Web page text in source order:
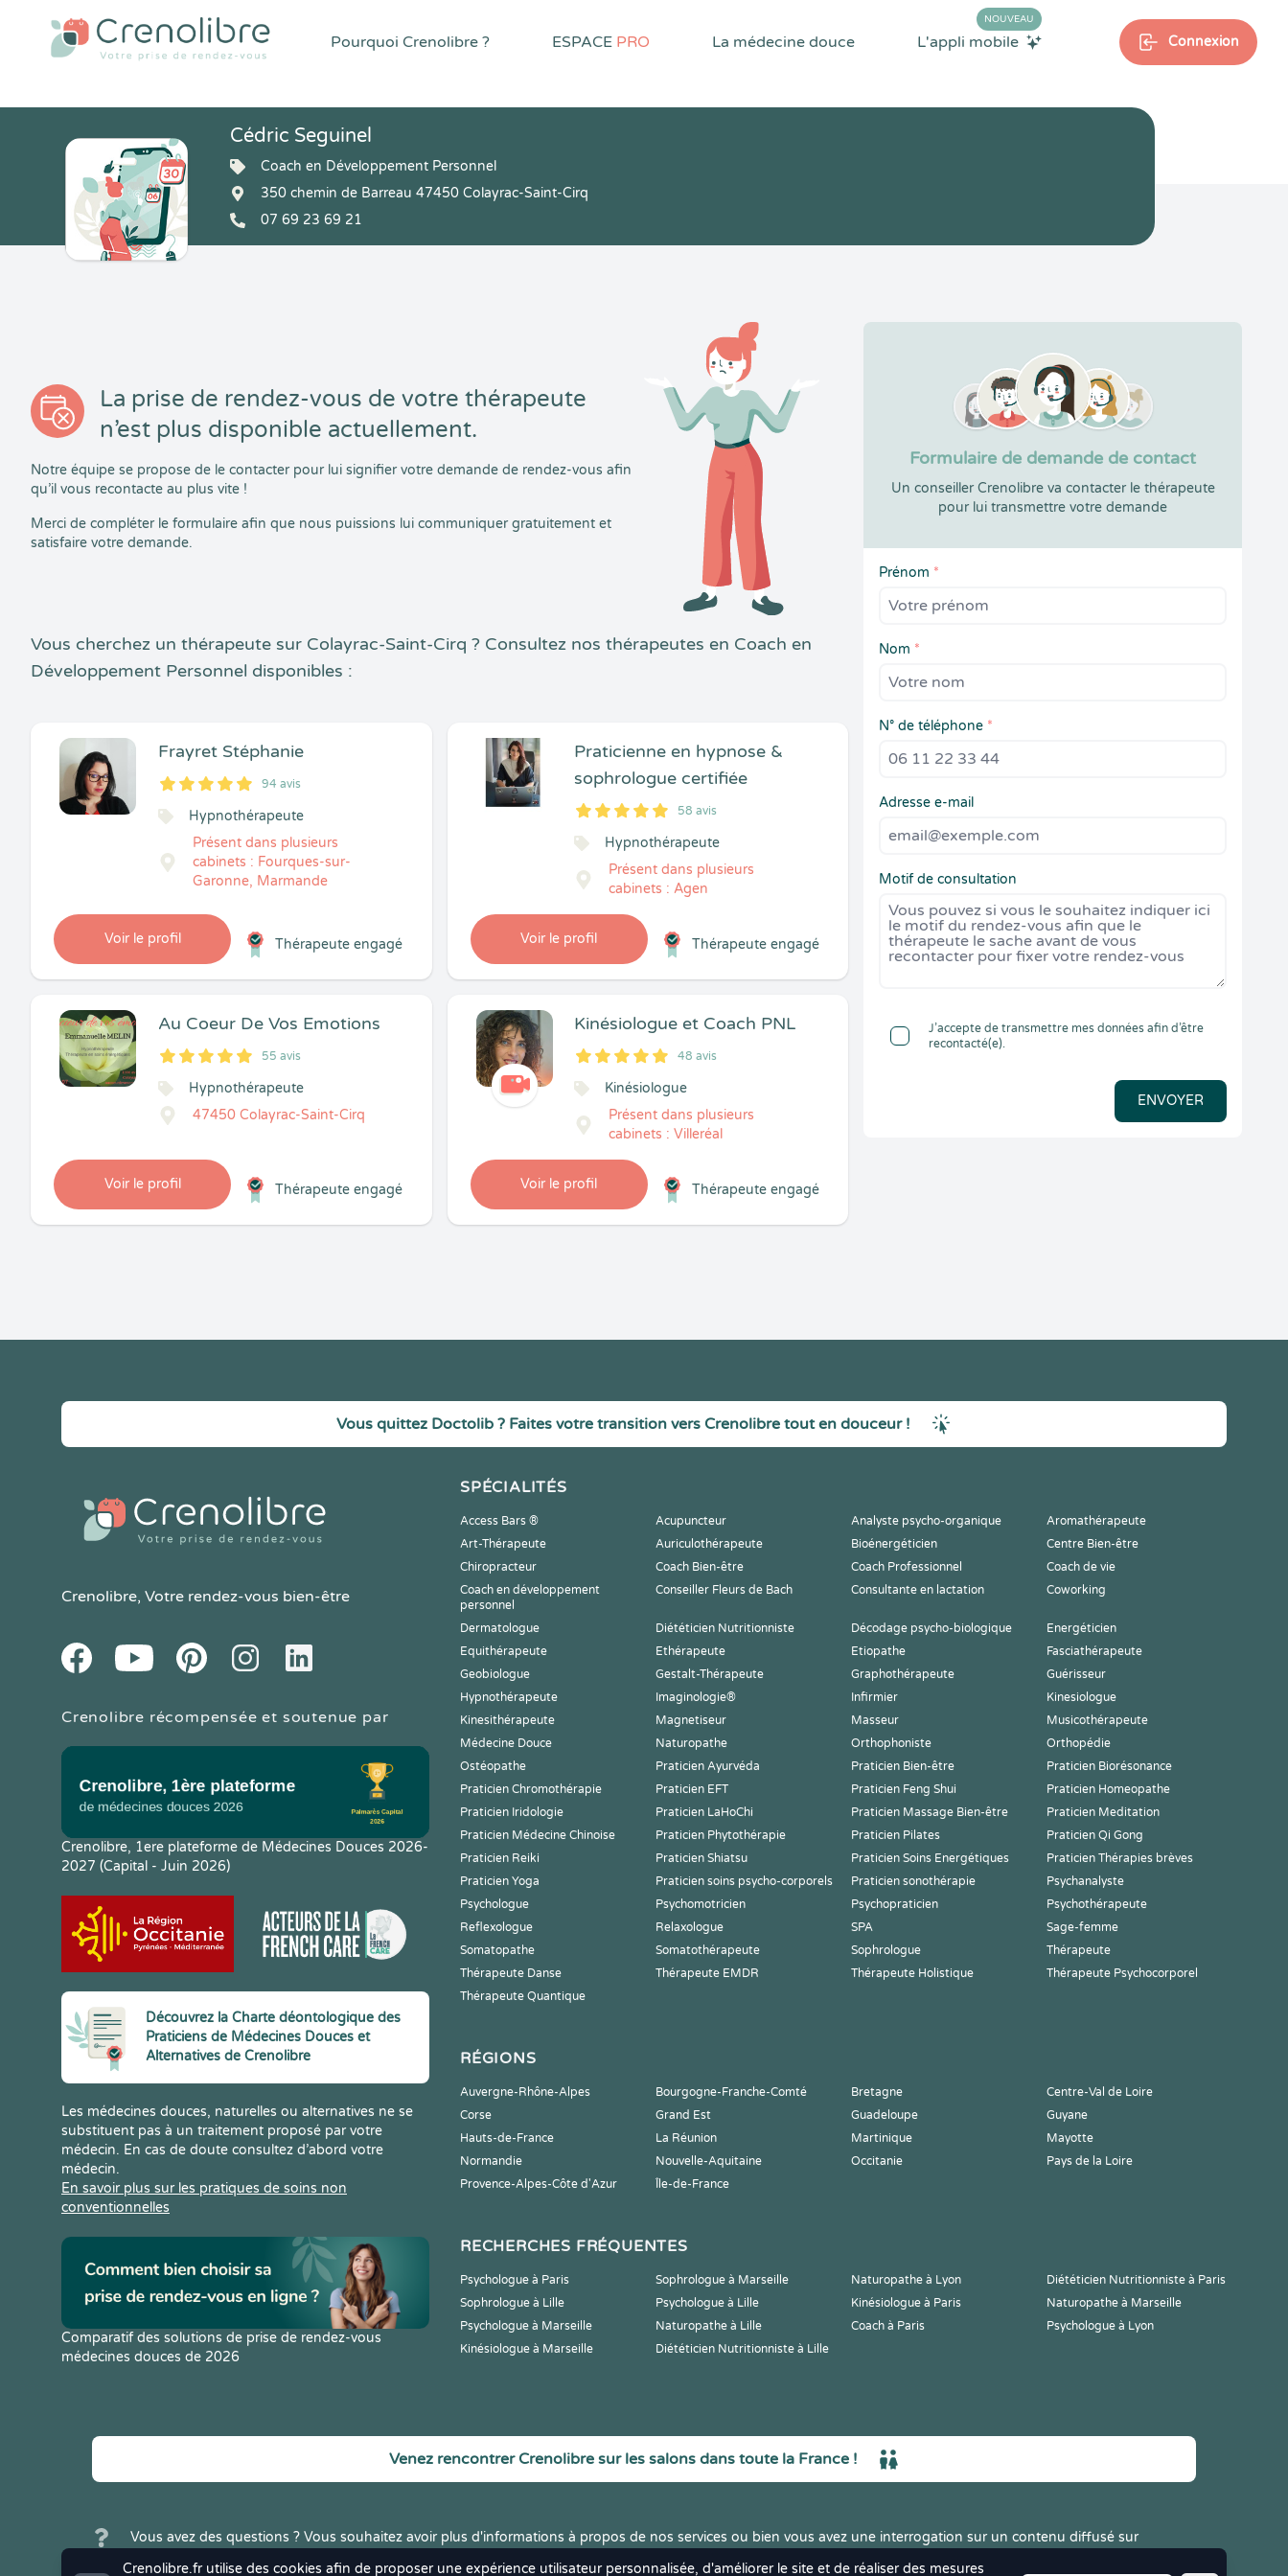
Pourquoi Crenolibre ? ESPACE PRO La médecine douce L'appli mobile
NOUVEAU
Connexion
Cédric Seguinel
Coach en Développement Personnel
350 chemin de Barreau 47450 Colayrac-Saint-Cirq
07 69 23 69 21
La prise de rendez-vous de votre thérapeute
n’est plus disponible actuellement.
Notre équipe se propose de le contacter pour lui signifier votre demande de rendez-vous afin
qu’il vous recontacte au plus vite !
Merci de compléter le formulaire afin que nous puissions lui communiquer gratuitement et
satisfaire votre demande.
Vous cherchez un thérapeute sur Colayrac-Saint-Cirq ? Consultez nos thérapeutes en Coach en
Développement Personnel disponibles :
Frayret Stéphanie
5
1
5
94 94 avis
Hypnothérapeute
Présent dans plusieurs
cabinets : Fourques-sur-
Garonne, Marmande
Voir le profil Thérapeute engagé
Praticienne en hypnose &
sophrologue certifiée
5
1
5
58 58 avis
Hypnothérapeute
Présent dans plusieurs
cabinets : Agen
Voir le profil Thérapeute engagé
Au Coeur De Vos Emotions
5
1
5
55 55 avis
Hypnothérapeute
47450 Colayrac-Saint-Cirq
Voir le profil Thérapeute engagé
Kinésiologue et Coach PNL
5
1
5
48 48 avis
Kinésiologue
Présent dans plusieurs
cabinets : Villeréal
Voir le profil Thérapeute engagé
Formulaire de demande de contact
Un conseiller Crenolibre va contacter le thérapeute
pour lui transmettre votre demande
Prénom *
Nom *
N° de téléphone *
Adresse e-mail
Motif de consultation
J’accepte de transmettre mes données afin d’être
recontacté(e).
ENVOYER
Crenolibre.fr utilise des cookies afin de proposer une expérience utilisateur personnalisée, d'améliorer le site et de réaliser des mesures
Vous quittez Doctolib ? Faites votre transition vers Crenolibre tout en douceur !
Crenolibre, Votre rendez-vous bien-être
FacebookYoutube PinteresetInstagramLinkedIn
Crenolibre récompensée et soutenue par
Crenolibre, 1ere plateforme de Médecines Douces 2026-
2027 (Capital - Juin 2026)
Découvrez la Charte déontologique des
Praticiens de Médecines Douces et
Alternatives de Crenolibre
Les médecines douces, naturelles ou alternatives ne se
substituent pas à un traitement proposé par votre
médecin. En cas de doute consultez d’abord votre
médecin.
En savoir plus sur les pratiques de soins non
conventionnelles
Comparatif des solutions de prise de rendez-vous
médecines douces de 2026
SPÉCIALITÉS
Access Bars ® Acupuncteur Analyste psycho-organique
Aromathérapeute
Art-Thérapeute
Auriculothérapeute Bioénergéticien
Centre Bien-être
Chiropracteur
Coach Bien-être Coach Professionnel
Coach de vie
Coach en développement
personnel
Conseiller Fleurs de Bach Consultante en lactation Coworking
Dermatologue Diététicien Nutritionniste Décodage psycho-biologique
Energéticien
Equithérapeute
Ethérapeute Etiopathe
Fasciathérapeute
Geobiologue
Gestalt-Thérapeute Graphothérapeute
Guérisseur
Hypnothérapeute
Imaginologie® Infirmier
Kinesiologue
Kinesithérapeute
Magnetiseur Masseur
Musicothérapeute
Médecine Douce
Naturopathe Orthophoniste
Orthopédie
Ostéopathe
Praticien Ayurvéda Praticien Bien-être
Praticien Biorésonance
Praticien Chromothérapie
Praticien EFT Praticien Feng Shui
Praticien Homeopathe
Praticien Iridologie
Praticien LaHoChi Praticien Massage Bien-être
Praticien Meditation
Praticien Médecine Chinoise
Praticien Phytothérapie Praticien Pilates
Praticien Qi Gong
Praticien Reiki
Praticien Shiatsu Praticien Soins Energétiques
Praticien Thérapies brèves
Praticien Yoga
Praticien soins psycho-corporels Praticien sonothérapie
Psychanalyste
Psychologue
Psychomotricien Psychopraticien
Psychothérapeute
Reflexologue
Relaxologue SPA
Sage-femme
Somatopathe
Somatothérapeute Sophrologue
Thérapeute
Thérapeute Danse
Thérapeute EMDR Thérapeute Holistique
Thérapeute Psychocorporel
Thérapeute Quantique
RÉGIONS
Auvergne-Rhône-Alpes Bourgogne-Franche-Comté Bretagne
Centre-Val de Loire
Corse
Grand Est Guadeloupe
Guyane
Hauts-de-France
La Réunion Martinique
Mayotte
Normandie
Nouvelle-Aquitaine Occitanie
Pays de la Loire
Provence-Alpes-Côte d'Azur
Île-de-France
RECHERCHES FRÉQUENTES
Psychologue à Paris Sophrologue à Marseille Naturopathe à Lyon
Diététicien Nutritionniste à Paris
Sophrologue à Lille
Psychologue à Lille Kinésiologue à Paris
Naturopathe à Marseille
Psychologue à Marseille
Naturopathe à Lille Coach à Paris
Psychologue à Lyon
Kinésiologue à Marseille
Diététicien Nutritionniste à Lille
Venez rencontrer Crenolibre sur les salons dans toute la France !
Vous avez des questions ? Vous souhaitez avoir plus d'informations à propos de nos services ou bien vous avez une interrogation sur un contenu diffusé sur